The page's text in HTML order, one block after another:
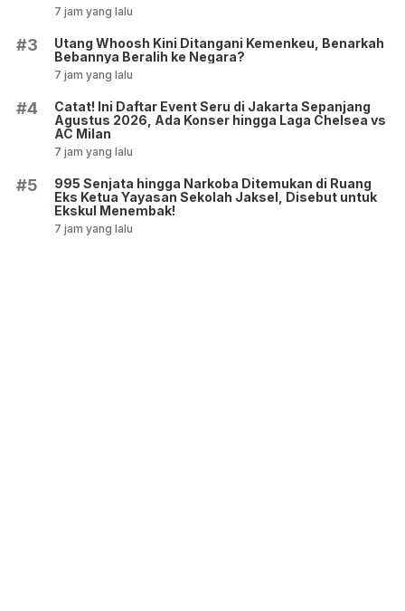
7 jam yang lalu
#3
Utang Whoosh Kini Ditangani Kemenkeu, Benarkah
Bebannya Beralih ke Negara?
7 jam yang lalu
#4
Catat! Ini Daftar Event Seru di Jakarta Sepanjang
Agustus 2026, Ada Konser hingga Laga Chelsea vs
AC Milan
7 jam yang lalu
#5
995 Senjata hingga Narkoba Ditemukan di Ruang
Eks Ketua Yayasan Sekolah Jaksel, Disebut untuk
Ekskul Menembak!
7 jam yang lalu